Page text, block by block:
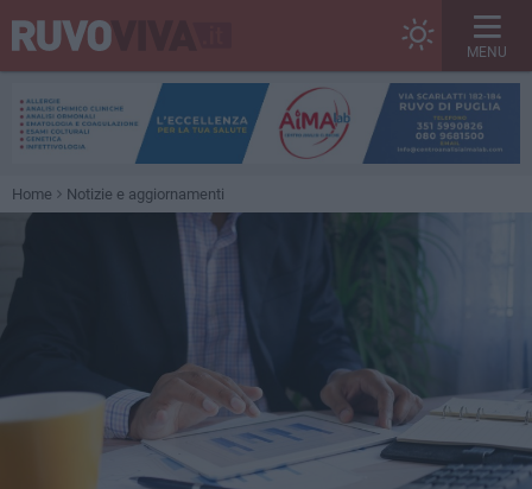
MENU
Home Notizie e aggiornamenti